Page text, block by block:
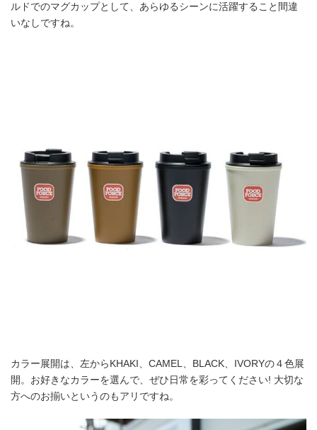
ルドでのマグカップとして、あらゆるシーンに活躍すること間違
いなしですね。
カラー展開は、左からKHAKI、CAMEL、BLACK、IVORYの４色展
開。お好きなカラーを選んで、ぜひ日常を彩ってください! 大切な
方へのお揃いというのもアリですね。